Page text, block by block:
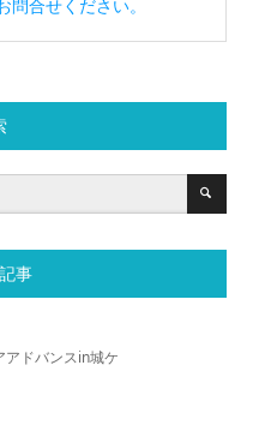
問合せください。
事
ドバンスin城ケ